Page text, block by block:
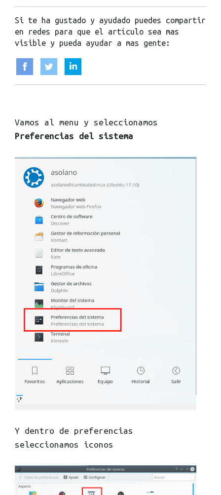
Si te ha gustado y ayudado puedes compartir
en redes para que el artículo sea mas
visible y pueda ayudar a mas gente:
Vamos al menu y seleccionamos
Preferencias del sistema
Y dentro de preferencias
seleccionamos iconos